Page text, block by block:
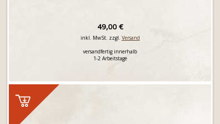
49,00 €
inkl. MwSt. zzgl. Versand
versandfertig innerhalb
1-2 Arbeitstage